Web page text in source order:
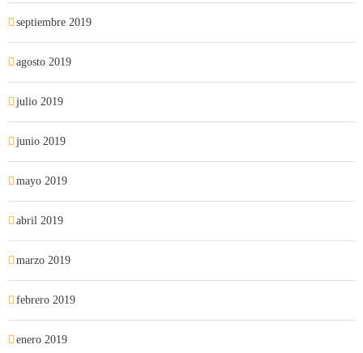
septiembre 2019
agosto 2019
julio 2019
junio 2019
mayo 2019
abril 2019
marzo 2019
febrero 2019
enero 2019